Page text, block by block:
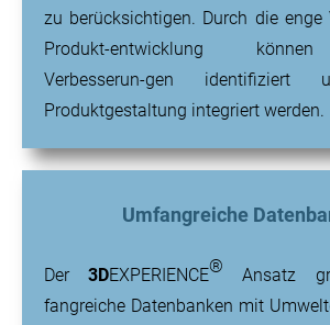
zu berücksichtigen. Durch die enge
Produkt-entwicklung
Verbesserun-gen
Produktgestaltung integriert werden.
Umfangreiche
Der3DEXPERIENCE® Ansatz
fangreiche Datenbanken mit